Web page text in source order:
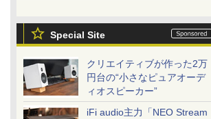
Special Site
クリエイティブが作った2万
円台の“小さなピュアオーデ
ィオスピーカー”
iFi audio主力「NEO Stream